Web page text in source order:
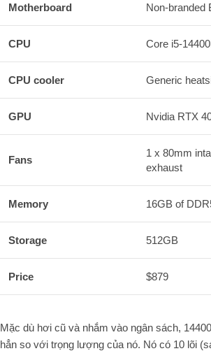
Motherboard Non-branded
CPU Core i5-
CPU cooler Generic
GPU Nvidia RTX
Fans
1 x 80mm
exhaust
Memory 16GB of
Storage 512GB
Price $879
Mặc dù hơi cũ và nhắm vào ngân sách,
hẳn so với trọng lượng của nó. Nó có 10 lõi